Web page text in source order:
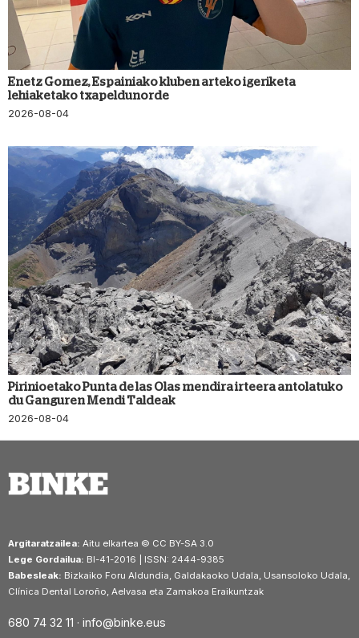
Enetz Gomez, Espainiako kluben arteko igeriketa
lehiaketako txapeldunorde
2026-08-04
Pirinioetako Punta de las Olas mendira irteera antolatuko
du Ganguren Mendi Taldeak
2026-08-04
Argitaratzailea: Aitu elkartea © CC BY-SA 3.0
Lege Gordailua: BI-41-2016 | ISSN: 2444-9385
Babesleak: Bizkaiko Foru Aldundia, Galdakaoko Udala, Usansoloko Udala,
Clínica Dental Loroño, Aelvasa eta Zamakoa Eraikuntzak
680 74 32 11 · info@binke.eus